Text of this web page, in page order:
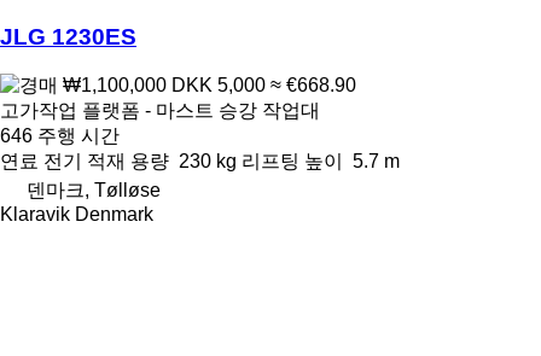
JLG 1230ES
₩1,100,000 DKK 5,000 ≈ €668.90
고가작업 플랫폼 - 마스트 승강 작업대
646 주행 시간
연료 전기 적재 용량 230 kg 리프팅 높이
5.7 m
덴마크, Tølløse
Klaravik Denmark